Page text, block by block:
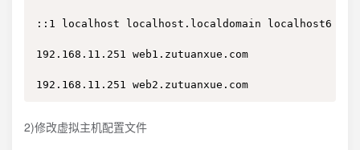
::1 localhost localhost.localdomain localhost6
192.168.11.251 web1.zutuanxue.com
192.168.11.251 web2.zutuanxue.com
2)修改虚拟主机配置文件